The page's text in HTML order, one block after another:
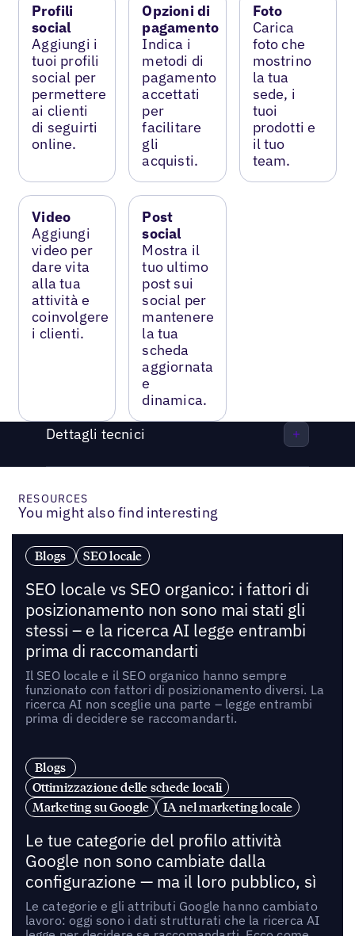
Profili
social
Aggiungi i
tuoi profili
social per
permettere
ai clienti
di seguirti
online.
Opzioni di
pagamento
Indica i
metodi di
pagamento
accettati
per
facilitare
gli
acquisti.
Foto
Carica
foto che
mostrino
la tua
sede, i
tuoi
prodotti e
il tuo
team.
Video
Aggiungi
video per
dare vita
alla tua
attività e
coinvolgere
i clienti.
Post
social
Mostra il
tuo ultimo
post sui
social per
mantenere
la tua
scheda
aggiornata
e
dinamica.
Dettagli tecnici
RESOURCES
You might also find interesting
Blogs SEO locale
SEO locale vs SEO organico: i fattori di
posizionamento non sono mai stati gli
stessi – e la ricerca AI legge entrambi
prima di raccomandarti
Il SEO locale e il SEO organico hanno sempre
funzionato con fattori di posizionamento diversi. La
ricerca AI non sceglie una parte – legge entrambi
prima di decidere se raccomandarti.
Blogs
Ottimizzazione delle schede locali
Marketing su Google
IA nel marketing locale
Le tue categorie del profilo attività
Google non sono cambiate dalla
configurazione — ma il loro pubblico, sì
Le categorie e gli attributi Google hanno cambiato
lavoro: oggi sono i dati strutturati che la ricerca AI